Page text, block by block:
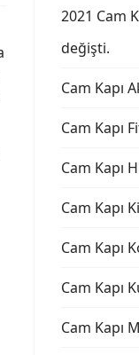
2021 Cam
değişti.
Cam Kapı
Cam Kapı
Cam Kapı
Cam Kapı
Cam Kapı
Cam Kapı
Cam Kapı